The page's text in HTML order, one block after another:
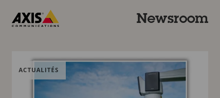
contenu
Newsroom
Dernières actualités et derniers
1of 3
ACTUALITÉS